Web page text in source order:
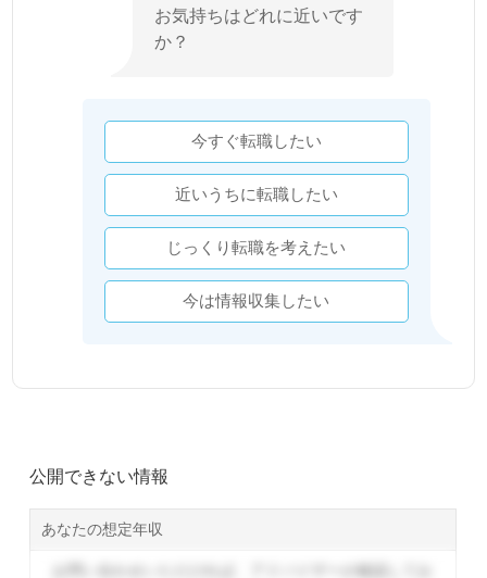
お気持ちはどれに近いです
か？
今すぐ転職したい
近いうちに転職したい
じっくり転職を考えたい
今は情報収集したい
公開できない情報
あなたの想定年収